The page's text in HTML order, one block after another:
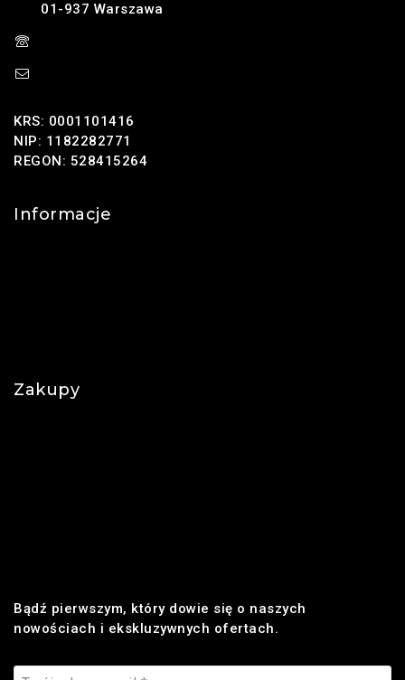
01-937 Warszawa
KRS: 0001101416
NIP: 1182282771
REGON: 528415264
Informacje
Zakupy
Bądź pierwszym, który dowie się o naszych
nowościach i ekskluzywnych ofertach.